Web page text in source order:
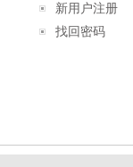
新用户注册
找回密码